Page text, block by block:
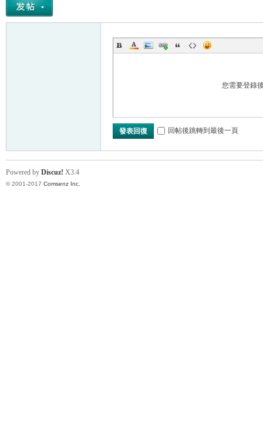
您需要登錄
發表回復 回帖後跳轉到最後一頁
Powered by Discuz! X3.4
© 2001-2017 Comsenz Inc.